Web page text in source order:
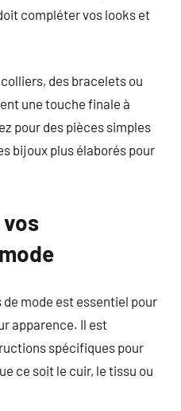
compléter vos looks et
des bracelets ou
une touche finale à
pour des pièces simples
bijoux plus élaborés pour
mode est essentiel pour
apparence. Il est
spécifiques pour
ce soit le cuir, le tissu ou